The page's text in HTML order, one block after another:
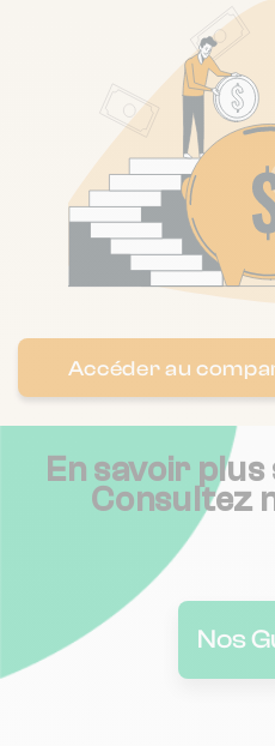
Accéder au
En savoir
Consultez
Nos